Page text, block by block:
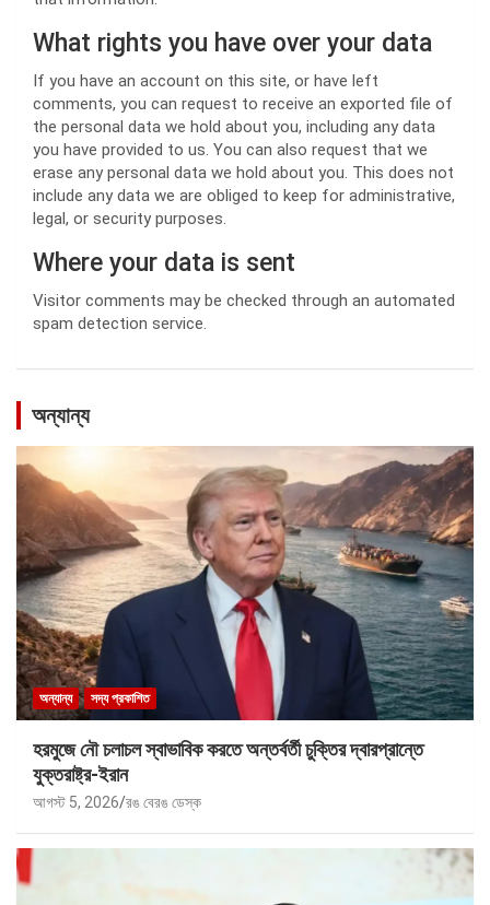
What rights you have over your data
If you have an account on this site, or have left
comments, you can request to receive an exported file of
the personal data we hold about you, including any data
you have provided to us. You can also request that we
erase any personal data we hold about you. This does not
include any data we are obliged to keep for administrative,
legal, or security purposes.
Where your data is sent
Visitor comments may be checked through an automated
spam detection service.
অন্যান্য
অন্যান্য সদ্য প্রকাশিত
হরমুজে নৌ চলাচল স্বাভাবিক করতে অন্তর্বর্তী চুক্তির দ্বারপ্রান্তে
যুক্তরাষ্ট্র-ইরান
আগস্ট 5, 2026 রঙ বেরঙ ডেস্ক